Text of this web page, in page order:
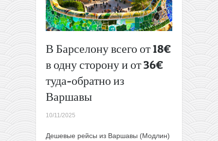
В Барселону всего от 18€
в одну сторону и от 36€
туда-обратно из
Варшавы
10/11/2025
Дешевые рейсы из Варшавы (Модлин)
одну
или за
33€
туда-
обратно
Скидки у
Тенерифе